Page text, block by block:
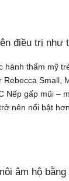
điều trị như
thẩm mỹ
Small,
Nếp gấp mũi –
nên nổi bật
âm hộ